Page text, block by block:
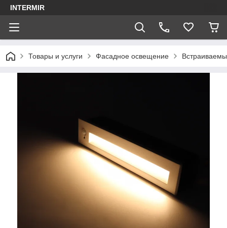
INTERMIR
Товары и услуги Фасадное освещение